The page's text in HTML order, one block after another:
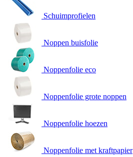
Schuimprofielen
Noppen buisfolie
Noppenfolie eco
Noppenfolie grote noppen
Noppenfolie hoezen
Noppenfolie met kraftpapier